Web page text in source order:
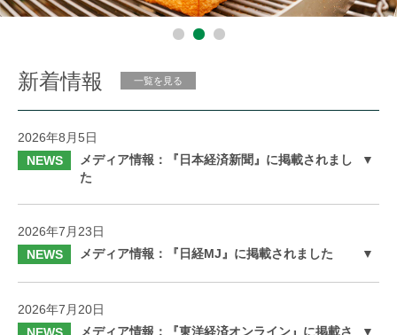
新着情報 一覧を見る
2026年8月5日
NEWS
メディア情報：『日本経済新聞』に掲載されまし
た
2026年7月23日
NEWS
メディア情報：『日経MJ』に掲載されました
2026年7月20日
メディア情報：『東洋経済オンライン』に掲載さ